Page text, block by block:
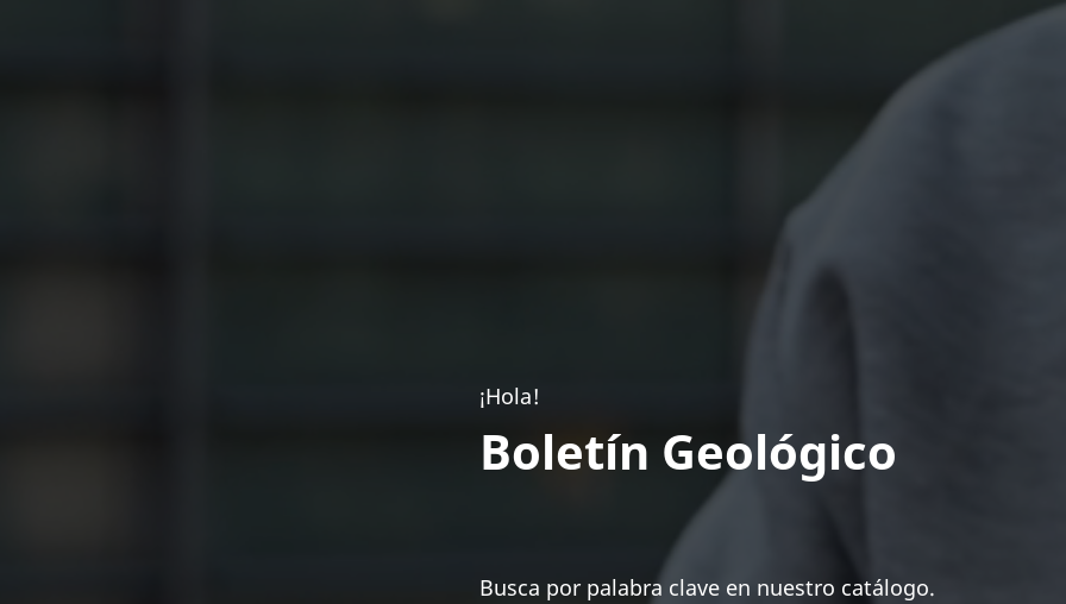
¡Hola!
Boletín Geológico
Busca por palabra clave en nuestro catálogo.